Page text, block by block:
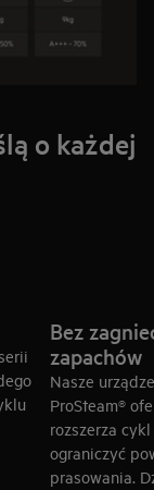
o każdej
Bez
zapachów
Nasze
ProSteam®
rozszerza
ograniczyć
prasowania.